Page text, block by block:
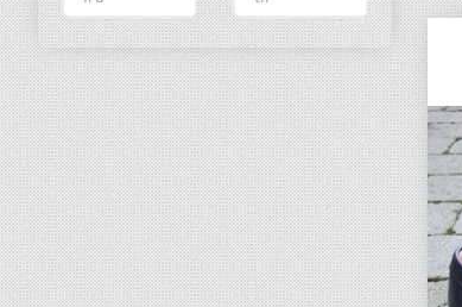
52 / UK 17(1)
53 / UK 18(1)
47-50 / 2 par(1)